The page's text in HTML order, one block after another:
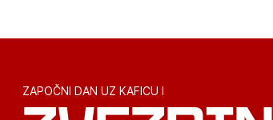
ZAPOČNI DAN UZ KAFICU I